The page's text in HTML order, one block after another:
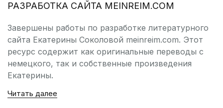
РАЗРАБОТКА САЙТА MEINREIM.COM
Завершены работы по разработке литературного
сайта Екатерины Соколовой meinreim.com. Этот
ресурс содержит как оригинальные переводы с
немецкого, так и собственные произведения
Екатерины.
Читать далее